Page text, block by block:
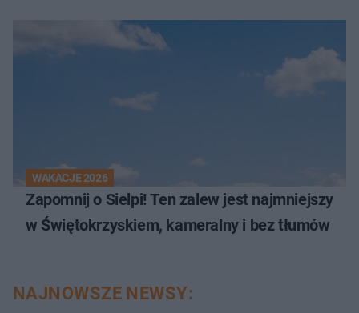
WAKACJE 2026
Zapomnij o Sielpi! Ten zalew jest najmniejszy
w Świętokrzyskiem, kameralny i bez tłumów
NAJNOWSZE NEWSY: